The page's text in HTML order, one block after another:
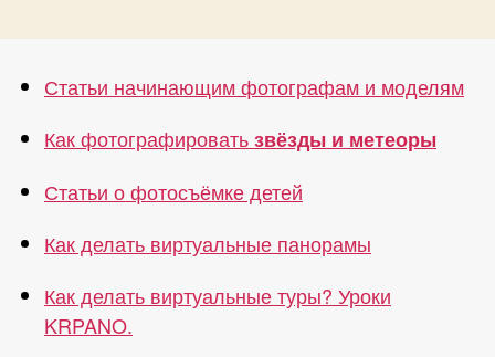
Статьи начинающим фотографам и моделям
Как фотографироватьзвёзды и метеоры
Статьи о фотосъёмке детей
Как делать виртуальные панорамы
Как делать виртуальные туры? Уроки
KRPANO.